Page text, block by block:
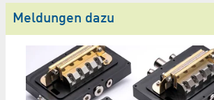
Meldungen dazu